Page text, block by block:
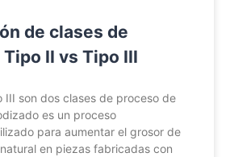
de clases de
II vs Tipo III
III son dos clases de proceso de
es un proceso
para aumentar el grosor de
en piezas fabricadas con